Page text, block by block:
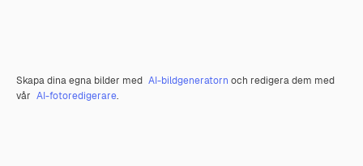
Skapa dina egna bilder med AI-bildgeneratorn och redigera dem med
vår AI-fotoredigerare.